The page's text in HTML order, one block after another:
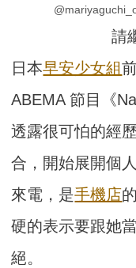
請
日本早安少女組
ABEMA 節目《
透露很可怕的經
合，開始展開個
來電，是手機店的
硬的表示要跟她
絕。